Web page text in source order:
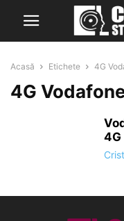
Acasă Etichete 4G
4G
4G